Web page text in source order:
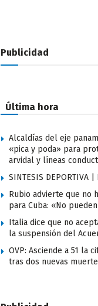
Publicidad
Última hora
Alcaldías del eje
«pica y poda» para
arvidal y líneas
SINTESIS DEPORTIVA
Rubio advierte que no
para Cuba: «No
Italia dice que no
la suspensión del
OVP: Asciende a 51 la
tras dos nuevas